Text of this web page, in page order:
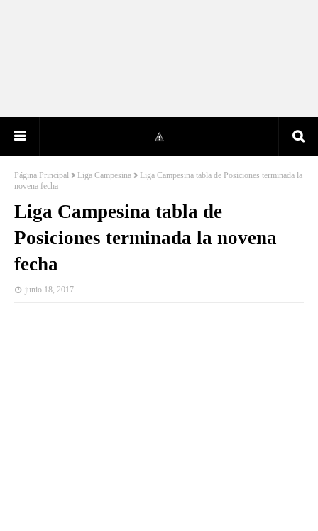
Página Principal Liga Campesina
Liga Campesina tabla de Posiciones terminada la
novena fecha
Liga Campesina tabla de
Posiciones terminada la novena
fecha
junio 18, 2017